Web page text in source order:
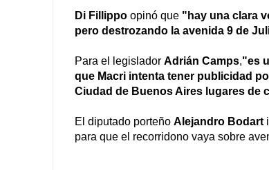
Di Fillippo opinó que "hay una clara
pero destrozando la avenida 9 de
Para el legislador Adrián Camps,"es
que Macri intenta tener publicidad
Ciudad de Buenos Aires lugares de
El diputado porteño Alejandro Bodart
para que el recorridono vaya sobre